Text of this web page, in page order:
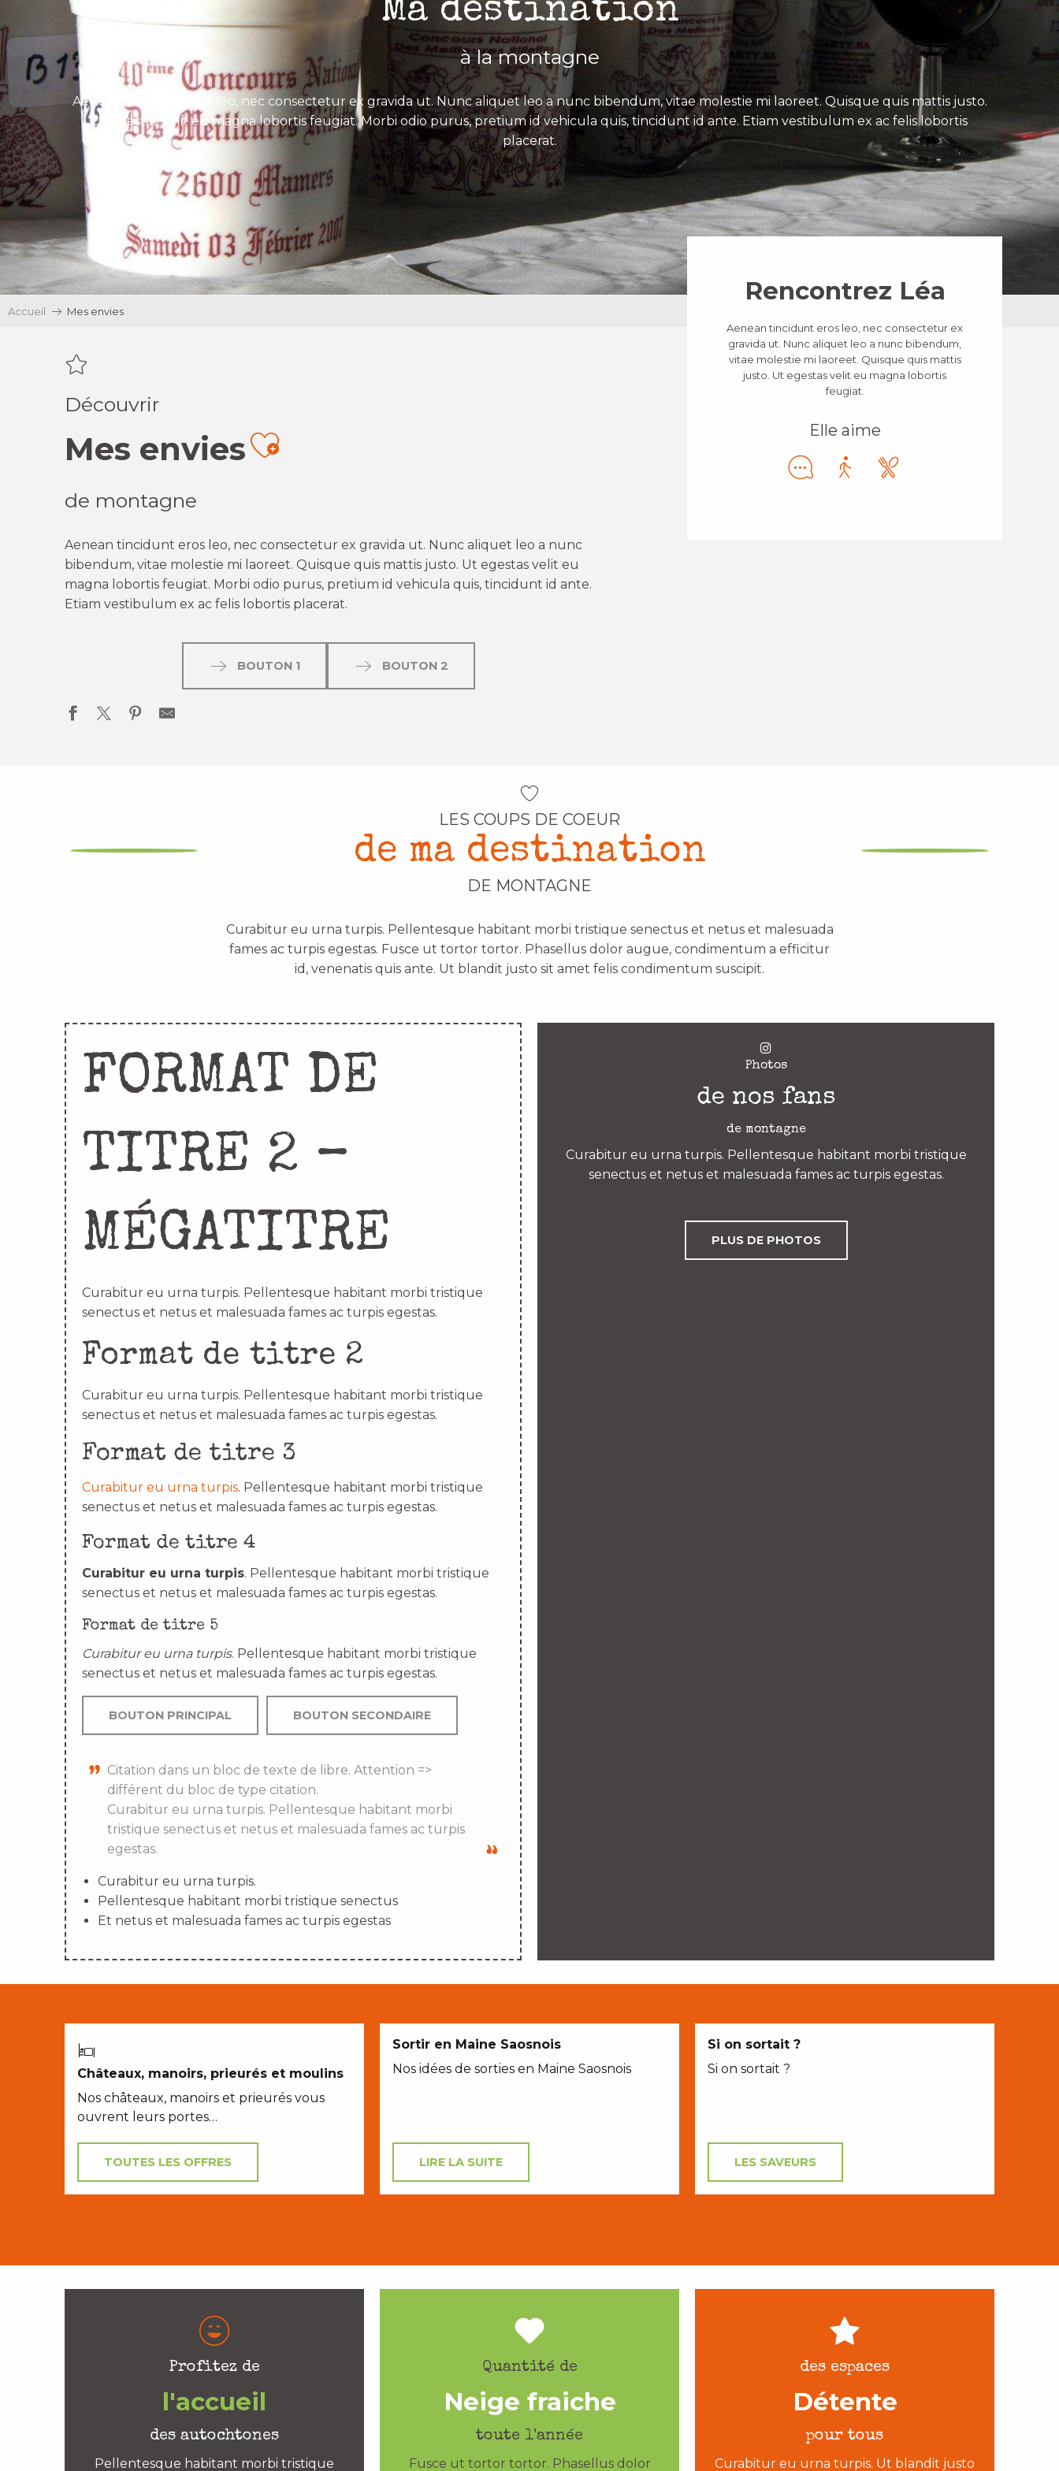
Ma destination
à la montagne
Aenean tincidunt eros leo, nec consectetur ex gravida ut. Nunc aliquet leo a nunc bibendum, vitae molestie mi laoreet. Quisque quis mattis justo.
Ut egestas velit eu magna lobortis feugiat. Morbi odio purus, pretium id vehicula quis, tincidunt id ante. Etiam vestibulum ex ac felis lobortis
placerat.
Accueil Mes envies
Découvrir
Mes enviesAjouter aux favoris
de montagne
Aenean tincidunt eros leo, nec consectetur ex gravida ut. Nunc aliquet leo a nunc
bibendum, vitae molestie mi laoreet. Quisque quis mattis justo. Ut egestas velit eu
magna lobortis feugiat. Morbi odio purus, pretium id vehicula quis, tincidunt id ante.
Etiam vestibulum ex ac felis lobortis placerat.
BOUTON 1 BOUTON 2
Rencontrez Léa
Aenean tincidunt eros leo, nec consectetur ex
gravida ut. Nunc aliquet leo a nunc bibendum,
vitae molestie mi laoreet. Quisque quis mattis
justo. Ut egestas velit eu magna lobortis
feugiat.
Elle aime
LES COUPS DE COEUR
de ma destination
DE MONTAGNE
Curabitur eu urna turpis. Pellentesque habitant morbi tristique senectus et netus et malesuada
fames ac turpis egestas. Fusce ut tortor tortor. Phasellus dolor augue, condimentum a efficitur
id, venenatis quis ante. Ut blandit justo sit amet felis condimentum suscipit.
FORMAT DE
TITRE 2 –
MÉGATITRE
Curabitur eu urna turpis. Pellentesque habitant morbi tristique
senectus et netus et malesuada fames ac turpis egestas.
Format de titre 2
Curabitur eu urna turpis. Pellentesque habitant morbi tristique
senectus et netus et malesuada fames ac turpis egestas.
Format de titre 3
Curabitur eu urna turpis. Pellentesque habitant morbi tristique
senectus et netus et malesuada fames ac turpis egestas.
Format de titre 4
Curabitur eu urna turpis. Pellentesque habitant morbi tristique
senectus et netus et malesuada fames ac turpis egestas.
Format de titre 5
Curabitur eu urna turpis. Pellentesque habitant morbi tristique
senectus et netus et malesuada fames ac turpis egestas.
BOUTON PRINCIPAL BOUTON SECONDAIRE
Citation dans un bloc de texte de libre. Attention =>
différent du bloc de type citation.
Curabitur eu urna turpis. Pellentesque habitant morbi
tristique senectus et netus et malesuada fames ac turpis
egestas.
Curabitur eu urna turpis.
Pellentesque habitant morbi tristique senectus
Et netus et malesuada fames ac turpis egestas
Photos
de nos fans
de montagne
Curabitur eu urna turpis. Pellentesque habitant morbi tristique
senectus et netus et malesuada fames ac turpis egestas.
PLUS DE PHOTOS
Châteaux, manoirs, prieurés et moulins
Nos châteaux, manoirs et prieurés vous
ouvrent leurs portes…
TOUTES LES OFFRES
Sortir en Maine Saosnois
Nos idées de sorties en Maine Saosnois
LIRE LA SUITE
Si on sortait ?
Si on sortait ?
LES SAVEURS
Profitez de
l'accueil
des autochtones
Pellentesque habitant morbi tristique
Quantité de
Neige fraiche
toute l'année
Fusce ut tortor tortor. Phasellus dolor
des espaces
Détente
pour tous
Curabitur eu urna turpis. Ut blandit justo